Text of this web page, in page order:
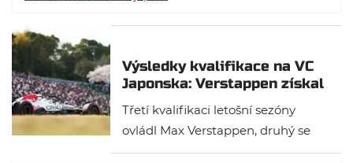
Výsledky kvalifikace na VC
Japonska: Verstappen získal
Třetí kvalifikaci letošní sezóny
ovládl Max Verstappen, druhý se
umístil Lando Norris a na třetím